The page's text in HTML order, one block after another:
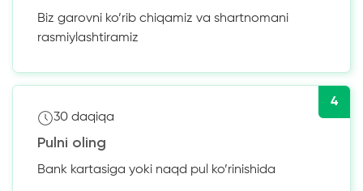
Biz garovni ko’rib chiqamiz va shartnomani
rasmiylashtiramiz
4
30 daqiqa
Pulni oling
Bank kartasiga yoki naqd pul ko’rinishida